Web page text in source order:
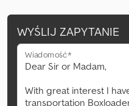
WYŚLIJ ZAPYTANIE
Wiadomość*